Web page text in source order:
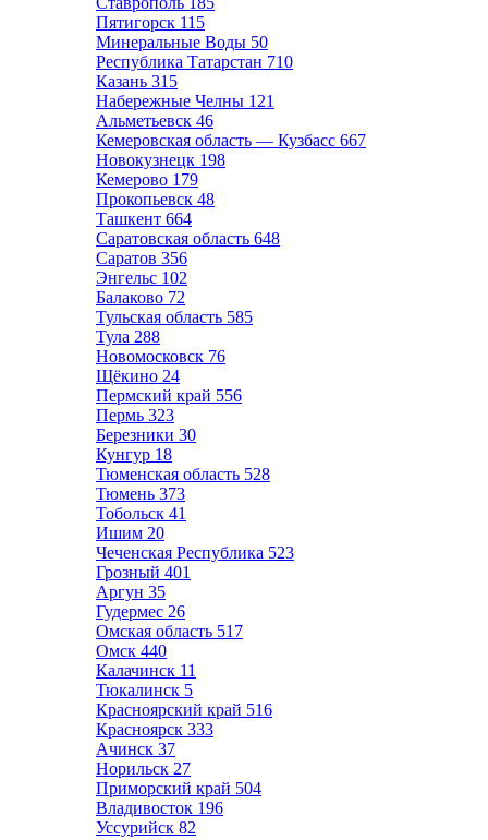
Пятигорск 115
Минеральные Воды 50
Республика Татарстан 710
Казань 315
Набережные Челны 121
Альметьевск 46
Кемеровская область — Кузбасс 667
Новокузнецк 198
Кемерово 179
Прокопьевск 48
Ташкент 664
Саратовская область 648
Саратов 356
Энгельс 102
Балаково 72
Тульская область 585
Тула 288
Новомосковск 76
Щёкино 24
Пермский край 556
Пермь 323
Березники 30
Кунгур 18
Тюменская область 528
Тюмень 373
Тобольск 41
Ишим 20
Чеченская Республика 523
Грозный 401
Аргун 35
Гудермес 26
Омская область 517
Омск 440
Калачинск 11
Тюкалинск 5
Красноярский край 516
Красноярск 333
Ачинск 37
Норильск 27
Приморский край 504
Владивосток 196
Уссурийск 82